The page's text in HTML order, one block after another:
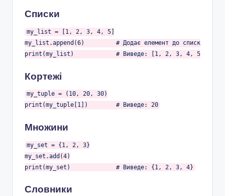
Списки
my_list = [ 1, 2, 3, 4, 5]
my_list.append(6) # Додає елемент до списку
print(my_list) # Виведе: [1, 2, 3, 4, 5, 6]
Кортежі
my_tuple = ( 10, 20, 30)
print(my_tuple[ 1 ]) # Виведе: 20
Множини
my_set = {1, 2, 3}
my_set.add(4)
print(my_set) # Виведе: {1, 2, 3, 4}
Словники